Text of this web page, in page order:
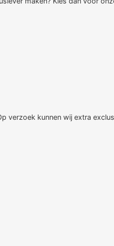
verzoek kunnen wij extra